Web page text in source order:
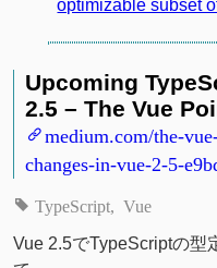
optimizable subset
Upcoming
2.5 – The Vue
medium.com/the-
changes-in-vue-2-5-
TypeScript Vue
Vue 2.5でTypeScriptの型